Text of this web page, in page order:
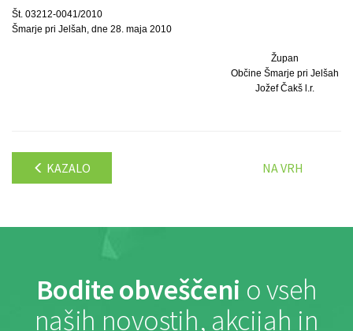
Št. 03212-0041/2010
Šmarje pri Jelšah, dne 28. maja 2010
Župan
Občine Šmarje pri Jelšah
Jožef Čakš l.r.
KAZALO NA VRH
Bodite obveščeni o vseh
naših novostih, akcijah in